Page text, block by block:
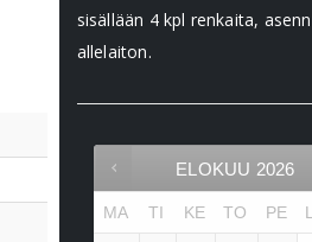
sisällään 4 kpl renkaita,
allelaiton.
ELOKUU 2026
MA TI KE TO PE